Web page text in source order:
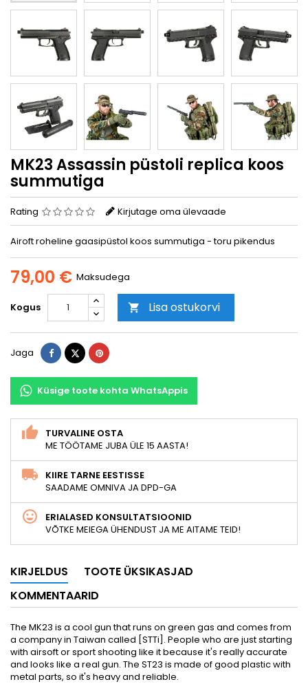
MK23 Assassin püstoli replica koos
summutiga
Rating Kirjutage oma ülevaade
Airoft roheline gaasipüstol koos summutiga - toru pikendus
79,00 € Maksudega
Kogus  Lisa ostukorvi
Jaga Jaga TweetPinterest
Küsige toote kohta WhatsAppis
TURVALINE OSTA
ME TÖÖTAME JUBA ÜLE 15 AASTA!
KIIRE TARNE EESTISSE
SAADAME OMNIVA JA DPD-GA
ERIALASED KONSULTATSIOONID
VÕTKE MEIEGA ÜHENDUST JA ME AITAME TEID!
KIRJELDUS
TOOTE ÜKSIKASJAD
KOMMENTAARID
The MK23 is a cool gun that runs on green gas and comes from
a company in Taiwan called [STTi]. People who are just starting
with airsoft or sport shooting like it because it's really accurate
and looks like a real gun. The ST23 is made of good plastic with
metal parts, so it's heavy and reliable.